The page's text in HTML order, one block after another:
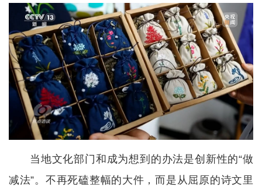
当地文化部门和成为想到的办法是创新性的“做
减法”。不再死磕整幅的大件，而是从屈原的诗文里